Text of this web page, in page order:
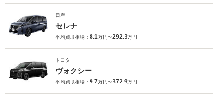
日産
セレナ
平均買取相場： 8.1万円〜292.3万円
トヨタ
ヴォクシー
平均買取相場： 9.7万円〜372.9万円